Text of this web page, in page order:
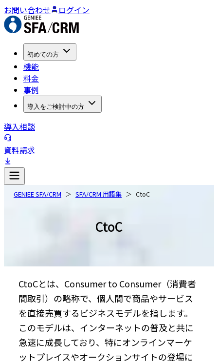
お問い合わせ ログイン
初めての方
機能
料金
事例
導入をご検討中の方
導入相談
資料請求
GENIEE SFA/CRM SFA/CRM 用語集 CtoC
CtoC
CtoCとは、Consumer to Consumer（消費者
間取引）の略称で、個人間で商品やサービス
を直接売買するビジネスモデルを指します。
このモデルは、インターネットの普及と共に
急速に成長しており、特にオンラインマーケ
ットプレイスやオークションサイトの登場に